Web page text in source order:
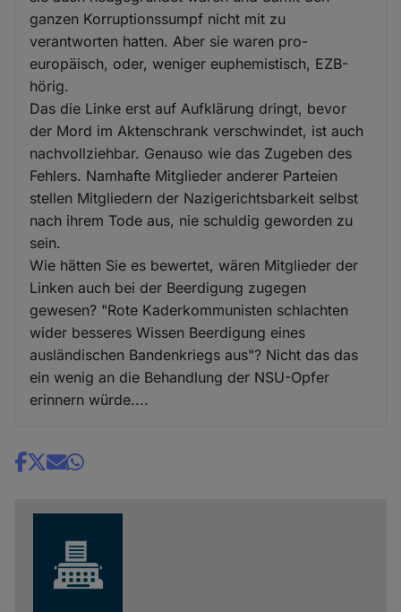
ganzen Korruptionssumpf nicht mit zu
verantworten hatten. Aber sie waren pro-
europäisch, oder, weniger euphemistisch, EZB-
hörig.
Das die Linke erst auf Aufklärung dringt, bevor
der Mord im Aktenschrank verschwindet, ist auch
nachvollziehbar. Genauso wie das Zugeben des
Fehlers. Namhafte Mitglieder anderer Parteien
stellen Mitgliedern der Nazigerichtsbarkeit selbst
nach ihrem Tode aus, nie schuldig geworden zu
sein.
Wie hätten Sie es bewertet, wären Mitglieder der
Linken auch bei der Beerdigung zugegen
gewesen? "Rote Kaderkommunisten schlachten
wider besseres Wissen Beerdigung eines
ausländischen Bandenkriegs aus"? Nicht das das
ein wenig an die Behandlung der NSU-Opfer
erinnern würde....
Share